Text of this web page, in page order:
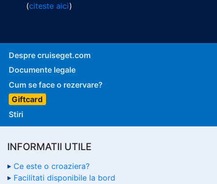
(citeste aici)
Despre cruiseget.com
Documente legale
Cum se face o rezervare?
Giftcard
Stiri
INFORMATII UTILE
Ce este o croaziera?
Facilitati disponibile la bord